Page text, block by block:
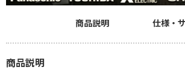
商品説明 仕様・
商品説明